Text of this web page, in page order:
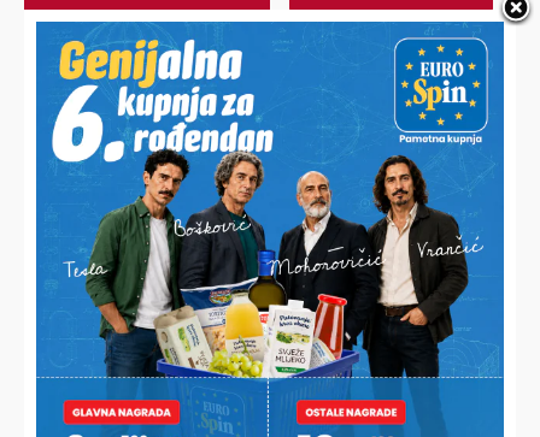
Alternative:
NAJNOVIJE VIJESTI
SLIJEDI PREKRŠAJNI POSTUPAK
Oduzeli još jedno opasno i zabranjeno vozilo